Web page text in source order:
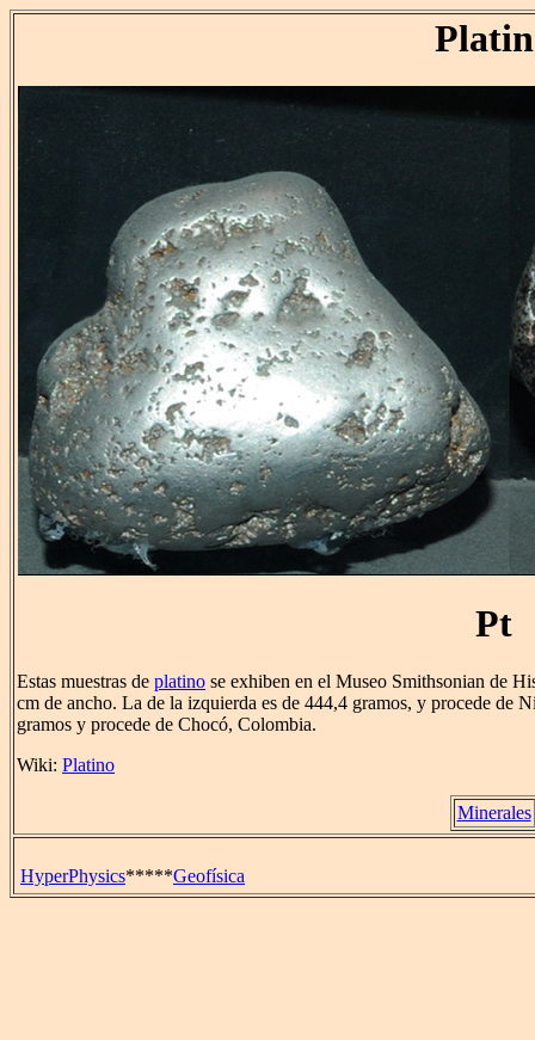
Pt
Estas muestras de platino se exhiben en el Museo Smithsonian de
cm de ancho. La de la izquierda es de 444,4 gramos, y procede de
gramos y procede de Chocó, Colombia.
Wiki: Platino
Minerales
HyperPhysics*****Geofísica